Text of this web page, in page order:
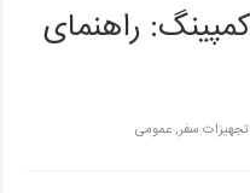
راهنمای
تجهیزات سفر,عمومی